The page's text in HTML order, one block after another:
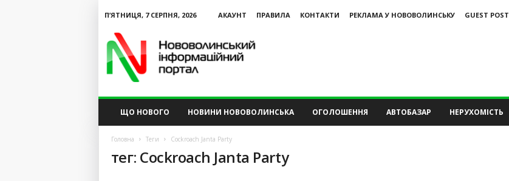
П’ЯТНИЦЯ, 7 СЕРПНЯ, 2026 АКАУНТ ПРАВИЛА КОНТАКТИ РЕКЛАМА У НОВОВОЛИНСЬКУ
GUEST POST
ЩО НОВОГО НОВИНИ НОВОВОЛИНСЬКА ОГОЛОШЕННЯ АВТОБАЗАР НЕРУХОМІСТЬ
Головна Теги Cockroach Janta Party
тег: Cockroach Janta Party